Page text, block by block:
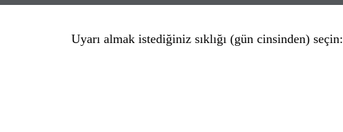
Uyarı almak istediğiniz sıklığı (gün cinsinden) seçin: